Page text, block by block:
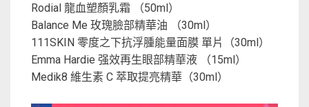
Rodial 龍血塑顏乳霜 （50ml）
Balance Me 玫瑰臉部精華油 （30ml）
111SKIN 零度之下抗浮腫能量面膜 單片（30ml）
Emma Hardie 强效再生眼部精華液 （15ml）
Medik8 維生素 C 萃取提亮精華（30ml）